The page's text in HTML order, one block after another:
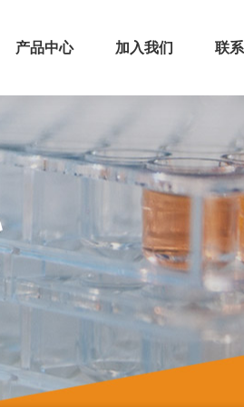
产品中心 加入我们 联